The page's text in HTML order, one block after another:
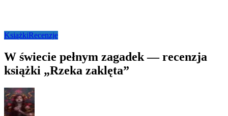
KsiążkiRecenzje
W świecie pełnym zagadek — recenzja
książki „Rzeka zaklęta”